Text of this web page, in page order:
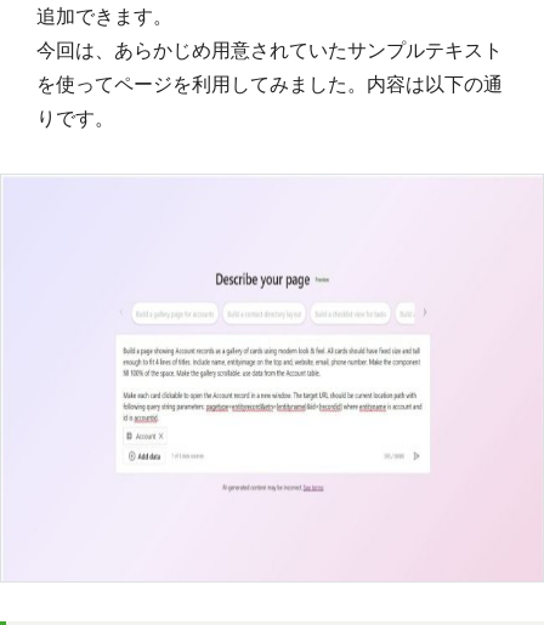
追加できます。
今回は、あらかじめ用意されていたサンプルテキスト
を使ってページを利用してみました。内容は以下の通
りです。